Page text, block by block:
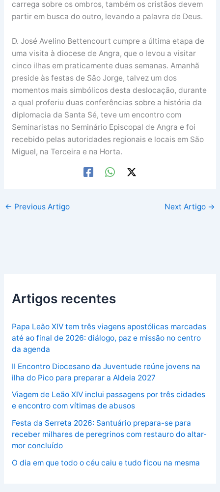
carrega sobre os ombros, também os cristãos devem
partir em busca do outro, levando a palavra de Deus.
D. José Avelino Bettencourt cumpre a última etapa de
uma visita à diocese de Angra, que o levou a visitar
cinco ilhas em praticamente duas semanas. Amanhã
preside às festas de São Jorge, talvez um dos
momentos mais simbólicos desta deslocação, durante
a qual proferiu duas conferências sobre a história da
diplomacia da Santa Sé, teve um encontro com
Seminaristas no Seminário Episcopal de Angra e foi
recebido pelas autoridades regionais e locais em São
Miguel, na Terceira e na Horta.
← Previous Artigo Next Artigo →
Artigos recentes
Papa Leão XIV tem três viagens apostólicas marcadas
até ao final de 2026: diálogo, paz e missão no centro
da agenda
II Encontro Diocesano da Juventude reúne jovens na
ilha do Pico para preparar a Aldeia 2027
Viagem de Leão XIV inclui passagens por três cidades
e encontro com vítimas de abusos
Festa da Serreta 2026: Santuário prepara-se para
receber milhares de peregrinos com restauro do altar-
mor concluído
O dia em que todo o céu caiu e tudo ficou na mesma